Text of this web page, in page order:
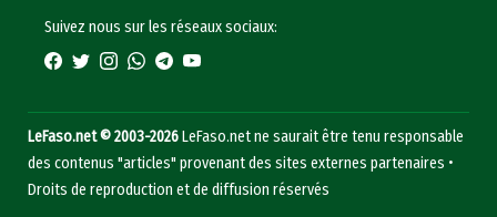
Suivez nous sur les réseaux sociaux:
LeFaso.net © 2003-2026LeFaso.net ne saurait être tenu responsable
des contenus "articles" provenant des sites externes partenaires •
Droits de reproduction et de diffusion réservés